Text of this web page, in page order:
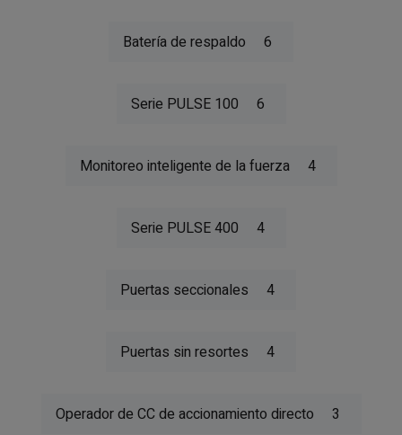
Batería de respaldo 6
Serie PULSE 100 6
Monitoreo inteligente de la fuerza 4
Serie PULSE 400 4
Puertas seccionales 4
Puertas sin resortes 4
Operador de CC de accionamiento directo 3